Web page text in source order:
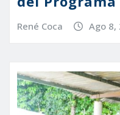
René Coca Ago 8,